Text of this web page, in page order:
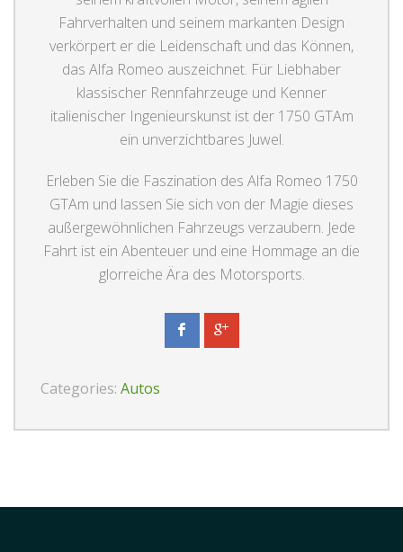
Fahrverhalten und seinem markanten Design
verkörpert er die Leidenschaft und das Können,
das Alfa Romeo auszeichnet. Für Liebhaber
klassischer Rennfahrzeuge und Kenner
italienischer Ingenieurskunst ist der 1750 GTAm
ein unverzichtbares Juwel.
Erleben Sie die Faszination des Alfa Romeo 1750
GTAm und lassen Sie sich von der Magie dieses
außergewöhnlichen Fahrzeugs verzaubern. Jede
Fahrt ist ein Abenteuer und eine Hommage an die
glorreiche Ära des Motorsports.
Categories: Autos